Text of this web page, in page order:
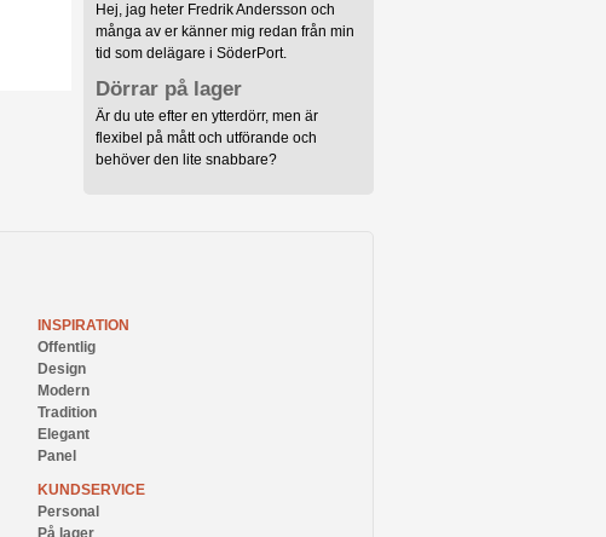
Hej, jag heter Fredrik Andersson och
många av er känner mig redan från min
tid som delägare i SöderPort.
Dörrar på lager
Är du ute efter en ytterdörr, men är
flexibel på mått och utförande och
behöver den lite snabbare?
INSPIRATION
Offentlig
Design
Modern
Tradition
Elegant
Panel
KUNDSERVICE
Personal
På lager